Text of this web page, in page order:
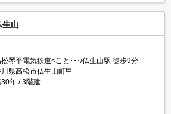
生山
琴平電気鉄道<こと･･･/仏生山駅 徒歩9分
県高松市仏生山町甲
30年
3階建